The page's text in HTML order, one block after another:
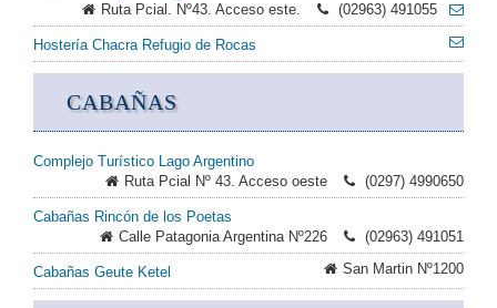
Ruta Pcial. Nº43. Acceso este.
(02963) 491055
Hostería Chacra Refugio de Rocas
CABAÑAS
Complejo Turístico Lago Argentino
Ruta Pcial Nº 43. Acceso oeste
(0297) 4990650
Cabañas Rincón de los Poetas
Calle Patagonia Argentina Nº226
(02963) 491051
Cabañas Geute Ketel San Martin Nº1200